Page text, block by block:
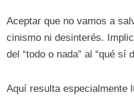
Aceptar que no vamos a
cinismo ni desinterés.
del “todo o nada” al “qué sí
Aquí resulta especialmente